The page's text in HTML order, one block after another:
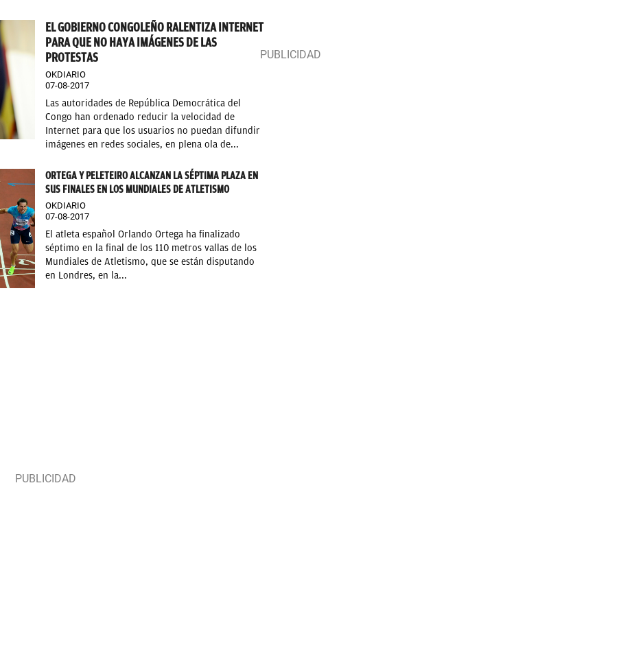
EL GOBIERNO CONGOLEÑO RALENTIZA INTERNET
PARA QUE NO HAYA IMÁGENES DE LAS
PROTESTAS
OKDIARIO
07-08-2017
Las autoridades de República Democrática del
Congo han ordenado reducir la velocidad de
Internet para que los usuarios no puedan difundir
imágenes en redes sociales, en plena ola de...
ORTEGA Y PELETEIRO ALCANZAN LA SÉPTIMA PLAZA EN
SUS FINALES EN LOS MUNDIALES DE ATLETISMO
OKDIARIO
07-08-2017
El atleta español Orlando Ortega ha finalizado
séptimo en la final de los 110 metros vallas de los
Mundiales de Atletismo, que se están disputando
en Londres, en la...